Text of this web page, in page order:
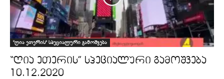
"ღია ეთერის" სპეციალური გამოშვება
“ღია ეთერის” სპეციალური გამოშვება
10.12.2020